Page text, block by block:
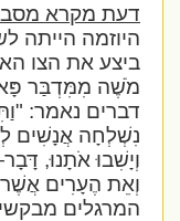
דעת מקרא
היוזמה הייתה
ביצע את הצו
מֹשֶׁה מִמִּדְבַּר
דברים נאמר:
נִשְׁלְחָה אֲנָשִׁים
וְיָשִׁבוּ אֹתָנוּ,
וְאֵת הֶעָרִים אֲשֶׁר
המרגלים